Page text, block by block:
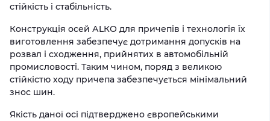
стійкість і стабільність.
Конструкція осей АLКО для причепів і технологія їх
виготовлення забезпечує дотримання допусків на
розвал і сходження, прийнятих в автомобільній
промисловості. Таким чином, поряд з великою
стійкістю ходу причепа забезпечується мінімальний
знос шин.
Якість даної осі підтверджено європейськими